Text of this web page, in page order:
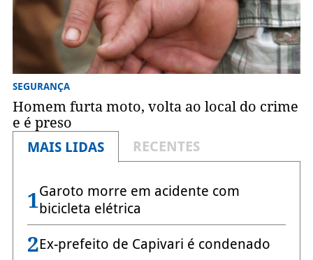
SEGURANÇA
Homem furta moto, volta ao local do crime
e é preso
MAIS LIDAS
RECENTES
1Garoto morre em acidente com
bicicleta elétrica
2Ex-prefeito de Capivari é condenado